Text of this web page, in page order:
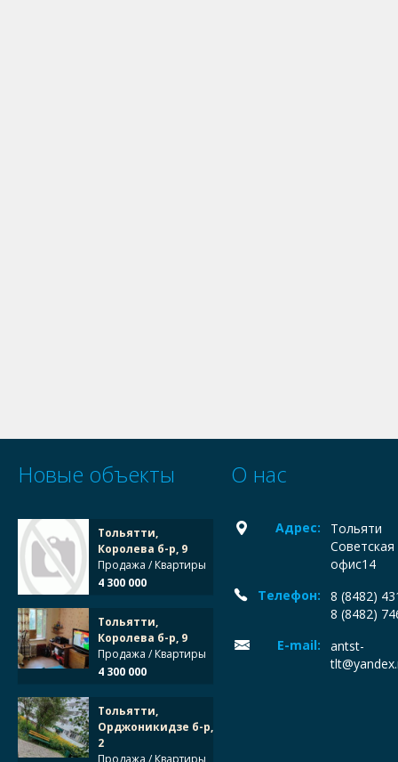
Новые объекты
Тольятти,
Королева б-р, 9
Продажа / Квартиры
4 300 000
Тольятти,
Королева б-р, 9
Продажа / Квартиры
4 300 000
Тольятти,
Орджоникидзе б-р,
2
Продажа / Квартиры
О нас
Адрес:
Тольяти
Советская
офис14
Телефон:
8 (8482)
8 (8482)
E-mail:
antst-